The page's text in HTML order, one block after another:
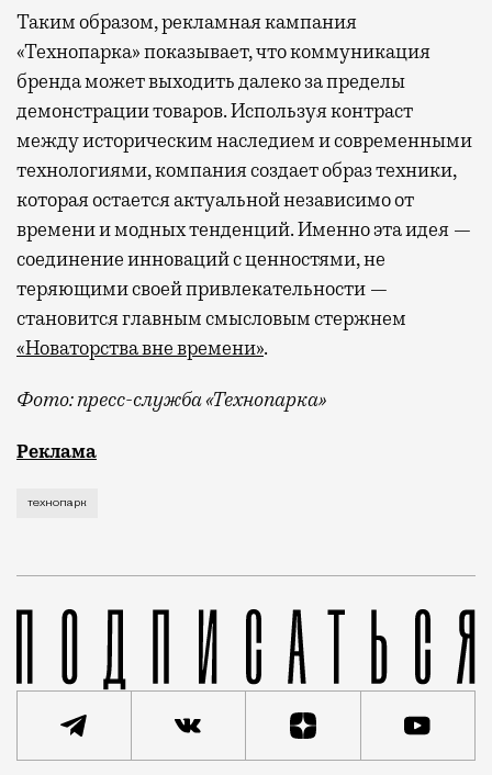
Таким образом, рекламная кампания
«Технопарка» показывает, что коммуникация
бренда может выходить далеко за пределы
демонстрации товаров. Используя контраст
между историческим наследием и современными
технологиями, компания создает образ техники,
которая остается актуальной независимо от
времени и модных тенденций. Именно эта идея —
соединение инноваций с ценностями, не
теряющими своей привлекательности —
становится главным смысловым стержнем
«Новаторства вне времени».
Фото: пресс-служба «Технопарка»
Рекламные кампании техники редко выходят за
Реклама
технопарк